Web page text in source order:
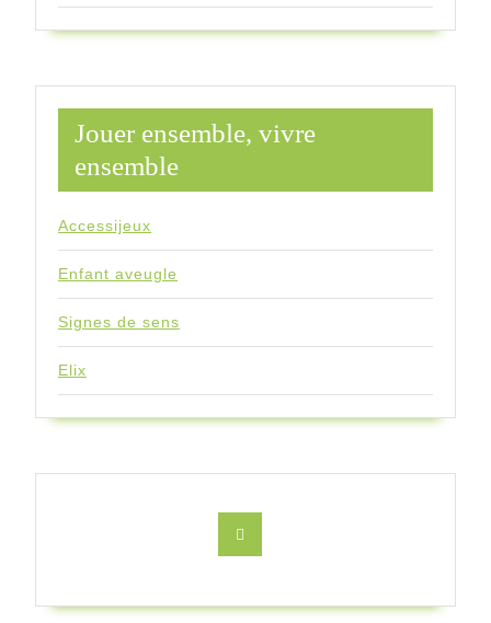
Jouer ensemble, vivre
ensemble
Accessijeux
Enfant aveugle
Signes de sens
Elix